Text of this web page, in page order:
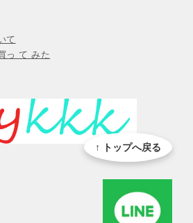
て
っ て みた
↑ トップへ戻る